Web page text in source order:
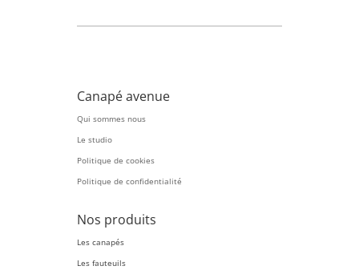
Canapé avenue
Qui sommes nous
Le studio
Politique de cookies
Politique de confidentialité
Nos produits
Les canapés
Les fauteuils